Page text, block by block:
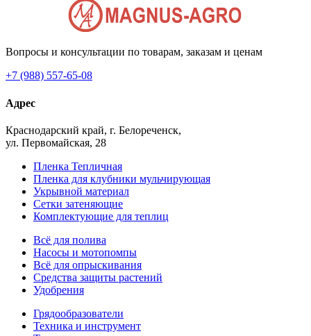
Вопросы и консультации по товарам, заказам и ценам
+7 (988) 557-65-08
Адрес
Краснодарский край, г. Белореченск,
ул. Первомайская, 28
Пленка Тепличная
Пленка для клубники мульчирующая
Укрывной материал
Сетки затеняющие
Комплектующие для теплиц
Всё для полива
Насосы и мотопомпы
Всё для опрыскивания
Средства защиты растений
Удобрения
Грядообразователи
Техника и инструмент